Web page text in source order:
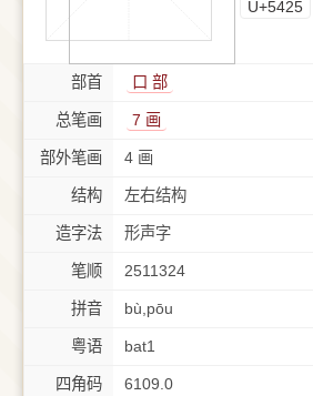
U+5425
部首 ⼝ 部
总笔画 7 画
部外笔画 4 画
结构 左右结构
造字法 形声字
笔顺 2511324
拼音 bù,pōu
粤语 bat1
四角码 6109.0